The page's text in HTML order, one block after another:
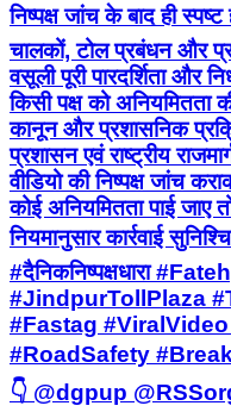
निष्पक्ष जांच के बाद ही
चालकों, टोल प्रबंधन और
वसूली पूरी पारदर्शिता और
किसी पक्ष को अनियमितता
कानून और प्रशासनिक
प्रशासन एवं राष्ट्रीय
वीडियो की निष्पक्ष जांच
कोई अनियमितता पाई जाए
नियमानुसार कार्रवाई
#दैनिकनिष्पक्षधारा
#JindpurTollPlaza
#Fastag
#RoadSafety
👇 @dgpup